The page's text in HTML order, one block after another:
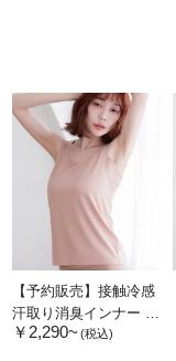
【予約販売】接触冷感
汗取り消臭インナー タ
ンクトップ ハイバック
￥2,290~ (税込)